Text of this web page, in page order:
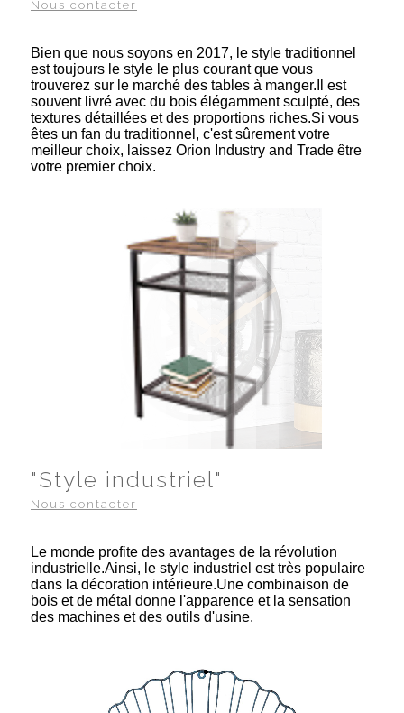
Nous contacter
Bien que nous soyons en 2017, le style traditionnel
est toujours le style le plus courant que vous
trouverez sur le marché des tables à manger.Il est
souvent livré avec du bois élégamment sculpté, des
textures détaillées et des proportions riches.Si vous
êtes un fan du traditionnel, c'est sûrement votre
meilleur choix, laissez Orion Industry and Trade être
votre premier choix.
"Style industriel"
Nous contacter
Le monde profite des avantages de la révolution
industrielle.Ainsi, le style industriel est très populaire
dans la décoration intérieure.Une combinaison de
bois et de métal donne l'apparence et la sensation
des machines et des outils d'usine.